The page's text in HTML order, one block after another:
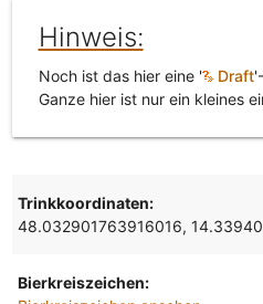
Hinweis:
Noch ist das hier eine ' Draft
Ganze hier ist nur ein kleines
Trinkkoordinaten:
48.032901763916016,
Bierkreiszeichen: